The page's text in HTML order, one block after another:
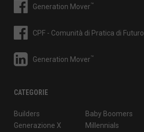
Generation Mover™
CPF - Comunità di Pratica di Futuro
Generation Mover™
CATEGORIE
Builders
Baby Boomers
Generazione X
Millennials